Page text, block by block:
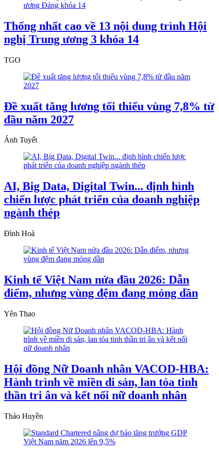
Thống nhất cao về 13 nội dung trình Hội
nghị Trung ương 3 khóa 14
TGO
Đề xuất tăng lương tối thiểu vùng 7,8% từ
đầu năm 2027
Ánh Tuyết
AI, Big Data, Digital Twin... định hình
chiến lược phát triển của doanh nghiệp
ngành thép
Đình Hoà
Kinh tế Việt Nam nửa đầu 2026: Dẫn
điểm, nhưng vùng đệm đang mỏng dần
Yên Thao
Hội đồng Nữ Doanh nhân VACOD-HBA:
Hành trình về miền di sản, lan tỏa tinh
thần tri ân và kết nối nữ doanh nhân
Thảo Huyền